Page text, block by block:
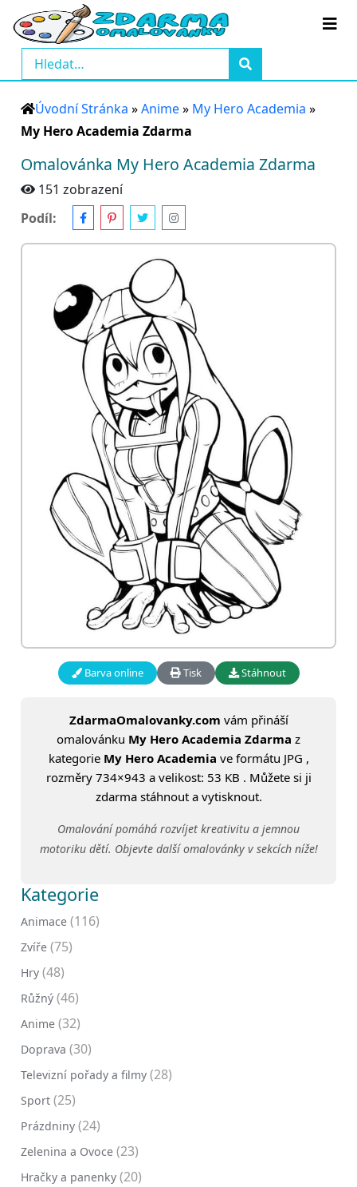
Úvodní Stránka »Anime» My Hero Academia »
My Hero Academia Zdarma
Omalovánka My Hero Academia Zdarma
151 zobrazení
Podíl:
Barva online Tisk Stáhnout
ZdarmaOmalovanky.com vám přináší
omalovánku My Hero Academia Zdarma z
kategorie My Hero Academia ve formátu JPG ,
rozměry 734×943 a velikost: 53 KB . Můžete si ji
zdarma stáhnout a vytisknout.
Omalování pomáhá rozvíjet kreativitu a jemnou
motoriku dětí. Objevte další omalovánky v sekcích níže!
Kategorie
Animace (116)
Zvíře (75)
Hry (48)
Růžný (46)
Anime (32)
Doprava (30)
Televizní pořady a filmy (28)
Sport (25)
Prázdniny (24)
Zelenina a Ovoce (23)
Hračky a panenky (20)